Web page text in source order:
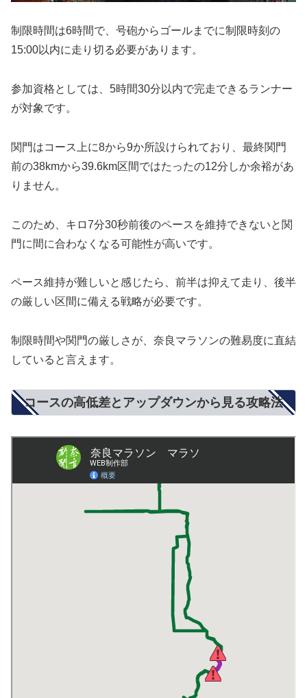
制限時間は6時間で、号砲からゴールまでに制限時刻の
15:00以内に走り切る必要があります。
参加資格としては、5時間30分以内で完走できるランナー
が対象です。
関門はコース上に8から9か所設けられており、最終関門
前の38kmから39.6km区間ではたったの12分しか余裕があ
りません。
このため、キロ7分30秒前後のペースを維持できないと関
門に間に合わなくなる可能性が高いです。
ペース維持が難しいと感じたら、前半は抑えて走り、後半
の厳しい区間に備える戦略が必要です。
制限時間や関門の厳しさが、奈良マラソンの難易度に直結
していると言えます。
コースの高低差とアップダウンから見る攻略法